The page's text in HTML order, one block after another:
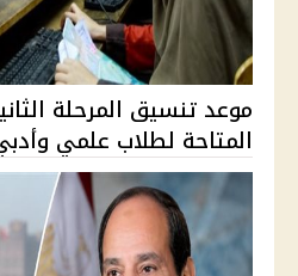
المتاحة لطلاب علمي